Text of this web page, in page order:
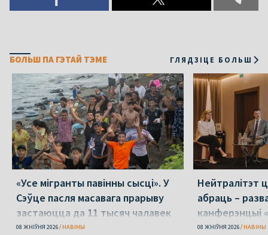
БОЛЬШ ПА ГЭТАЙ ТЭМЕ ГЛЯДЗІЦЕ БОЛЬШ
«Усе мігранты павінны сысці». У
Сэўце пасля масавага прарыву
застаюцца да 11 тысяч чалавек
08 ЖНІЎНЯ 2026 НАВІНЫ
Нейтралітэт
абраць –
канферэнцыі
08 ЖНІЎНЯ 2026 НАВІНЫ